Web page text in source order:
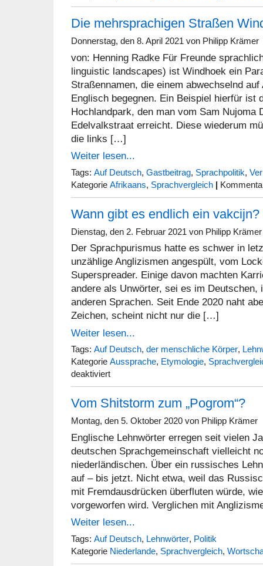
Die mehrsprachigen Straßen
Donnerstag, den 8. April 2021 von Philipp Krämer
von: Henning Radke Für Freunde
linguistic landscapes) ist Windhoek ein
Straßennamen, die einem abwechselnd
Englisch begegnen. Ein Beispiel hierfür ist
Hochlandpark, den man vom Sam Nujoma
Edelvalkstraat erreicht. Diese wiederum
die links […]
Weiter lesen...
Tags: Auf Deutsch, Gastbeitrag, Sprachpolitik,
Kategorie Afrikaans, Sprachvergleich |
Wann gibt es endlich ein vakcijn?
Dienstag, den 2. Februar 2021 von Philipp Krämer
Der Sprachpurismus hatte es schwer in
unzählige Anglizismen angespült, vom
Superspreader. Einige davon machten
andere als Unwörter, sei es im Deutschen,
anderen Sprachen. Seit Ende 2020 naht
Zeichen, scheint nicht nur die […]
Weiter lesen...
Tags: Auf Deutsch, der menschliche Körper,
Kategorie Aussprache, Etymologie,
deaktiviertfür
es
endlich
ein
Vom Shitstorm zum „Pogrom“?
Montag, den 5. Oktober 2020 von Philipp Krämer
Englische Lehnwörter erregen seit vielen
deutschen Sprachgemeinschaft vielleicht
niederländischen. Über ein russisches
auf – bis jetzt. Nicht etwa, weil das
mit Fremdausdrücken überfluten würde,
vorgeworfen wird. Verglichen mit
Weiter lesen...
Tags: Auf Deutsch, Lehnwörter, Politik
Kategorie Niederlande, Sprachvergleich,